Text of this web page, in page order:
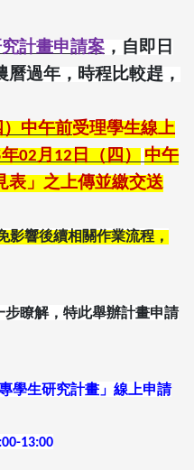
計畫申請案 ，自即日
過年，時程比較趕，
中午前受理學生線上
年02月12日（四）中午
表」之上傳並繳交送
影響後續相關作業流程，
瞭解，特此舉辦計畫申請
學生研究計畫」線上申請
13:00